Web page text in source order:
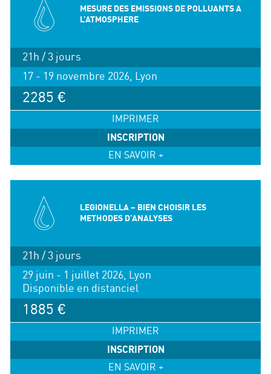
MESURE DES EMISSIONS DE POLLUANTS A
L’ATMOSPHERE
21h / 3 jours
17 - 19 novembre 2026, Lyon
2285 €
IMPRIMER
INSCRIPTION
EN SAVOIR +
LEGIONELLA – BIEN CHOISIR LES
METHODES D’ANALYSES
21h / 3 jours
29 juin - 1 juillet 2026, Lyon
Disponible en distanciel
1885 €
IMPRIMER
INSCRIPTION
EN SAVOIR +